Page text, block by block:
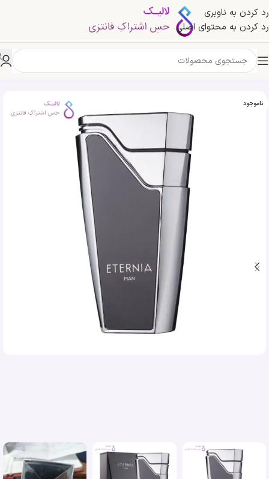
رد کردن به ناوبری
رد کردن به محتوای اصلی
خانه »فروشگاه »ادکلن آرماف اترنیا مردانه مشکی | Armaf Eternia Man
ناموجود